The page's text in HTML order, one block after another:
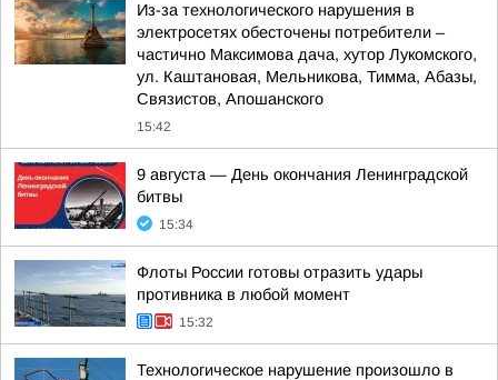
Из-за технологического нарушения в
электросетях обесточены потребители –
частично Максимова дача, хутор Лукомского,
ул. Каштановая, Мельникова, Тимма, Абазы,
Связистов, Апошанского
15:42
9 августа — День окончания Ленинградской
битвы
15:34
Флоты России готовы отразить удары
противника в любой момент
15:32
Технологическое нарушение произошло в